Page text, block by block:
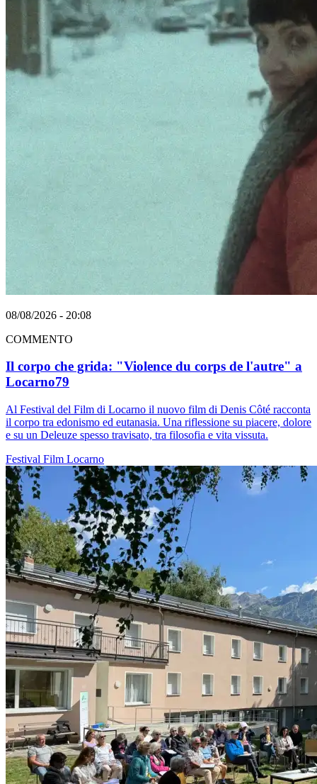
08/08/2026 - 20:08
COMMENTO
Il corpo che grida: "Violence du corps de l'autre" a
Locarno79
Al Festival del Film di Locarno il nuovo film di Denis Côté racconta
il corpo tra edonismo ed eutanasia. Una riflessione su piacere, dolore
e su un Deleuze spesso travisato, tra filosofia e vita vissuta.
Festival Film Locarno